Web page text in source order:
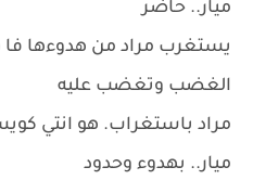
ميار.. حاضر
يستغرب مراد من هدوءها فا
الغضب وتغضب عليه
مراد باستغراب. هو انتي
ميار.. بهدوء وحدود